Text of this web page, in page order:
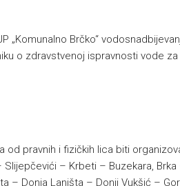
„Komunalno Brčko“
o zdravstvenoj ispravnosti vode
pravnih i fizičkih lica biti
– Krbeti – Buzekara,
– Donja Laništa – Donji Vukšić –